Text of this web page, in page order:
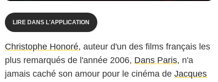
LIRE DANS L'APPLICATION
Christophe Honoré, auteur d'un des films français les
plus remarqués de l'année 2006, Dans Paris, n'a
jamais caché son amour pour le cinéma de Jacques